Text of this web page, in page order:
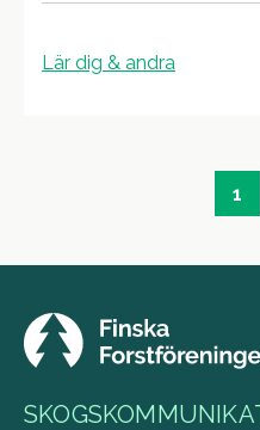
Lär dig & andra
1